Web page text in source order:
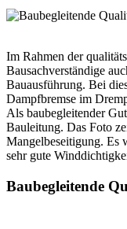
Im Rahmen der
Bausachverständige
Bauausführung. Bei
Dampfbremse im
Als baubegleitender
Bauleitung. Das Foto
Mangelbeseitigung. Es
sehr gute
Baubegleitende